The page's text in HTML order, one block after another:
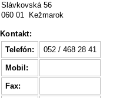
Slávkovská 56
060 01 Kežmarok
Kontakt:
Telefón:
052 / 468 28 41
Mobil:
Fax: